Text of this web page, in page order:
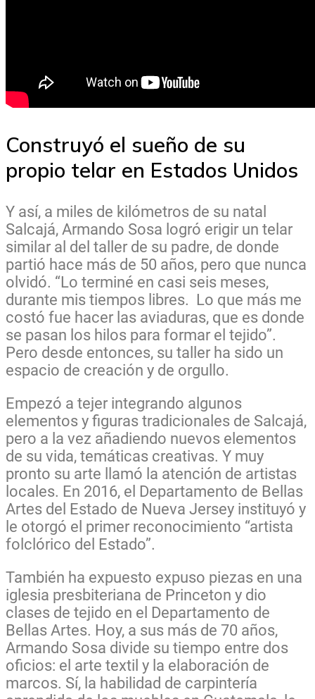
Construyó el sueño de su
propio telar en Estados Unidos
Y así, a miles de kilómetros de su natal
Salcajá, Armando Sosa logró erigir un telar
similar al del taller de su padre, de donde
partió hace más de 50 años, pero que nunca
olvidó. “Lo terminé en casi seis meses,
durante mis tiempos libres. Lo que más me
costó fue hacer las aviaduras, que es donde
se pasan los hilos para formar el tejido”.
Pero desde entonces, su taller ha sido un
espacio de creación y de orgullo.
Empezó a tejer integrando algunos
elementos y figuras tradicionales de Salcajá,
pero a la vez añadiendo nuevos elementos
de su vida, temáticas creativas. Y muy
pronto su arte llamó la atención de artistas
locales. En 2016, el Departamento de Bellas
Artes del Estado de Nueva Jersey instituyó y
le otorgó el primer reconocimiento “artista
folclórico del Estado”.
También ha expuesto expuso piezas en una
iglesia presbiteriana de Princeton y dio
clases de tejido en el Departamento de
Bellas Artes. Hoy, a sus más de 70 años,
Armando Sosa divide su tiempo entre dos
oficios: el arte textil y la elaboración de
marcos. Sí, la habilidad de carpintería